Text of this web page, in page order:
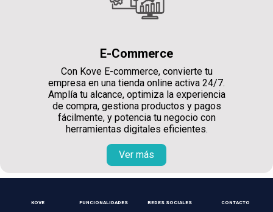
E-Commerce
Con Kove E-commerce, convierte tu
empresa en una tienda online activa 24/7.
Amplía tu alcance, optimiza la experiencia
de compra, gestiona productos y pagos
fácilmente, y potencia tu negocio con
herramientas digitales eficientes.
Ver más
KOVE FUNCIONALIDADES REDES SOCIALES CONTACTO